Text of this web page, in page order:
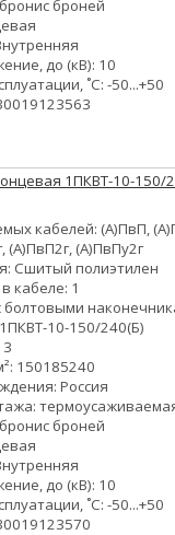
с броней
до (кВ): 10
˚С: -50...+50
1ПКВТ-10-150/
кабелей: (А)ПвП,
(А)ПвП2г, (А)ПвПу2г
Сшитый полиэтилен
кабеле: 1
болтовыми
10-150/240(Б)
150185240
Россия
с броней
до (кВ): 10
˚С: -50...+50